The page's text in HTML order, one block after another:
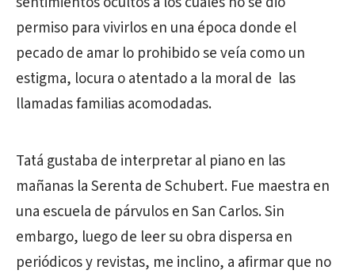
permiso para vivirlos en una época donde el
pecado de amar lo prohibido se veía como un
estigma, locura o atentado a la moral de las
llamadas familias acomodadas.
Tatá gustaba de interpretar al piano en las
mañanas la Serenta de Schubert. Fue maestra en
una escuela de párvulos en San Carlos. Sin
embargo, luego de leer su obra dispersa en
periódicos y revistas, me inclino, a afirmar que no